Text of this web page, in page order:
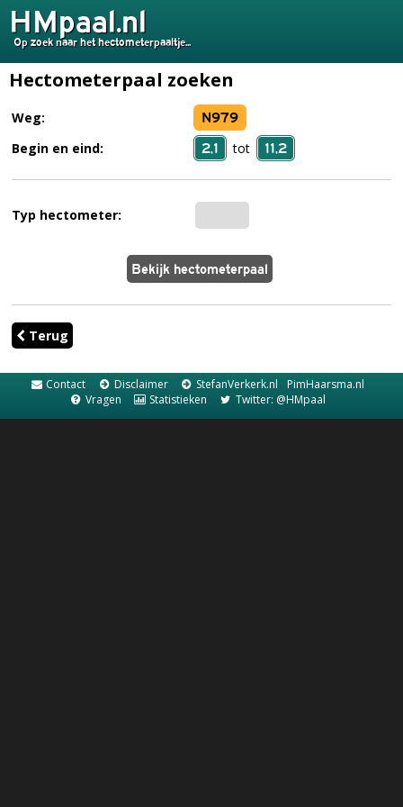
HMpaal.nl
Op zoek naar het hectometerpaaltje...
Hectometerpaal zoeken
Weg: N979
Begin en eind: 2,1 tot 11,2
Typ hectometer:
Terug
Contact Disclaimer StefanVerkerk.nl
PimHaarsma.nl
Vragen
Statistieken Twitter: @HMpaal